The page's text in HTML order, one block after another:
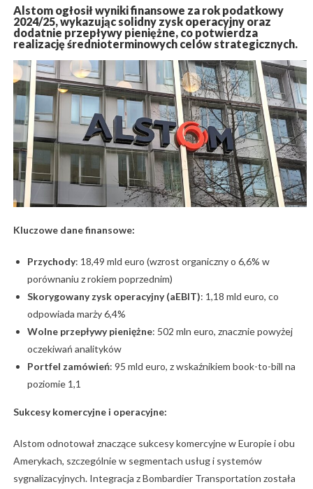
Alstom ogłosił wyniki finansowe za rok podatkowy
2024/25, wykazując solidny zysk operacyjny oraz
dodatnie przepływy pieniężne, co potwierdza
realizację średnioterminowych celów strategicznych.
Kluczowe dane finansowe:
Przychody: 18,49 mld euro (wzrost organiczny o 6,6% w
porównaniu z rokiem poprzednim)
Skorygowany zysk operacyjny (aEBIT): 1,18 mld euro, co
odpowiada marży 6,4%
Wolne przepływy pieniężne: 502 mln euro, znacznie powyżej
oczekiwań analityków
Portfel zamówień: 95 mld euro, z wskaźnikiem book-to-bill na
poziomie 1,1
Sukcesy komercyjne i operacyjne:
Alstom odnotował znaczące sukcesy komercyjne w Europie i obu
Amerykach, szczególnie w segmentach usług i systemów
sygnalizacyjnych. Integracja z Bombardier Transportation została